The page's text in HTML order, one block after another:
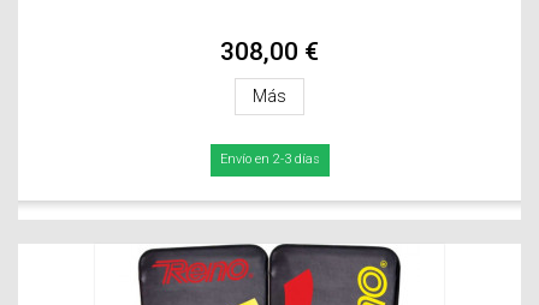
308,00 €
Más
Envío en 2-3 días